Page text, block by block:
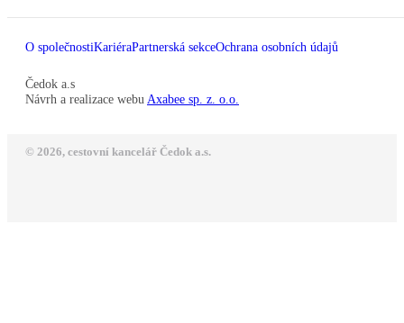
O společnostiKariéraPartnerská sekceOchrana osobních údajů
Čedok a.s
Návrh a realizace webu Axabee sp. z. o.o.
© 2026, cestovní kancelář Čedok a.s.